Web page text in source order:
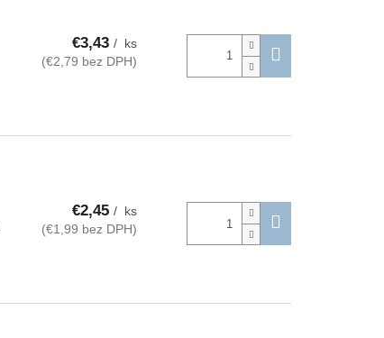
€3,43/ ks
(€2,79 bez DPH)
€2,45/ ks
(€1,99 bez DPH)